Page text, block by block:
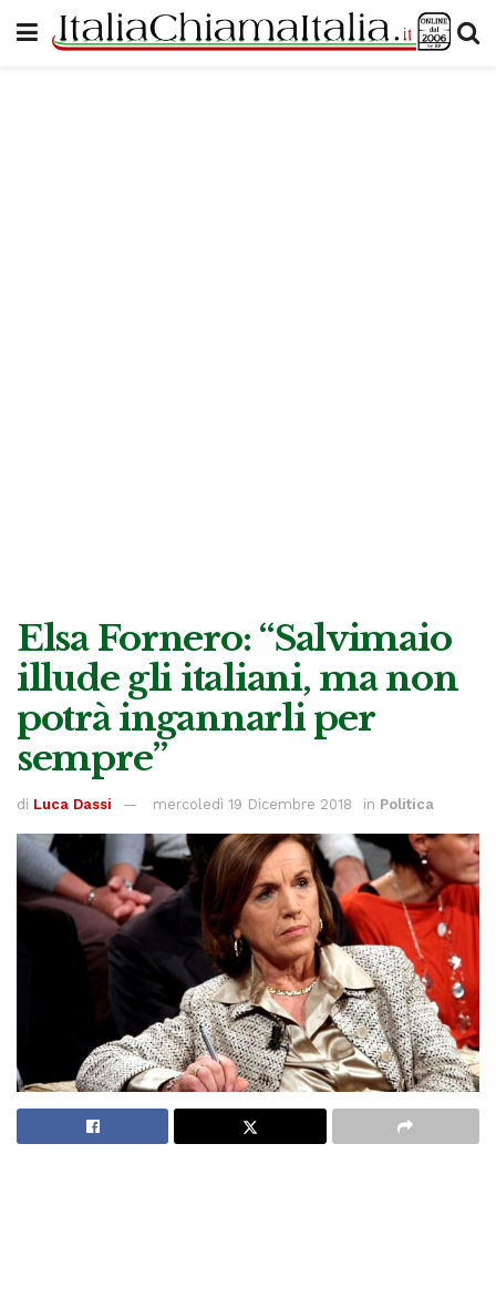
Elsa Fornero: “Salvimaio
illude gli italiani, ma non
potrà ingannarli per
sempre”
di Luca Dassi mercoledì 19 Dicembre 2018 in Politica